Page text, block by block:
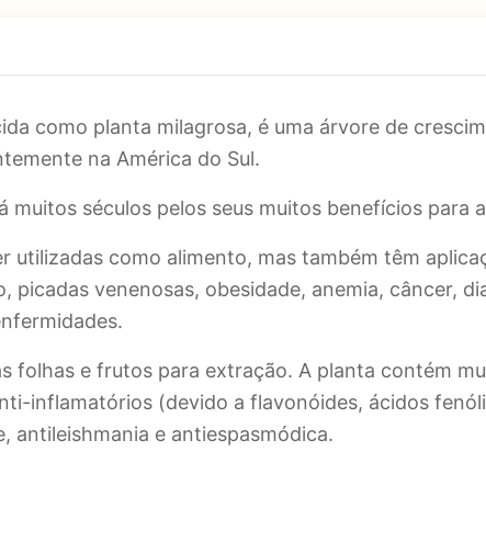
como planta milagrosa, é uma árvore de
na América do Sul.
muitos séculos pelos seus muitos benefícios para
utilizadas como alimento, mas também têm
picadas venenosas, obesidade, anemia, câncer,
folhas e frutos para extração. A planta contém
inflamatórios (devido a flavonóides, ácidos
antileishmania e antiespasmódica.